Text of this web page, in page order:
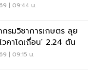
| 09:44 น.
รมวิชาการเกษตร ลุย
วคาโดเถื่อน’ 2.24 ตัน
| 09:15 น.